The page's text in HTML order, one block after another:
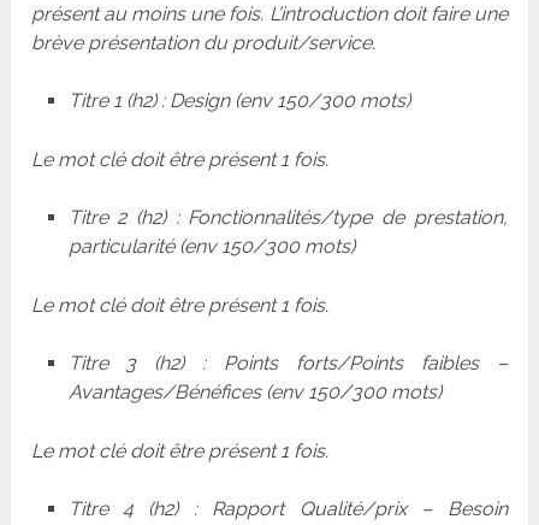
présent au moins une fois. L’introduction doit faire une
brève présentation du produit/service.
Titre 1 (h2) : Design (env 150/300 mots)
Le mot clé doit être présent 1 fois.
Titre 2 (h2) : Fonctionnalités/type de prestation,
particularité (env 150/300 mots)
Le mot clé doit être présent 1 fois.
Titre 3 (h2) : Points forts/Points faibles –
Avantages/Bénéfices (env 150/300 mots)
Le mot clé doit être présent 1 fois.
Titre 4 (h2) : Rapport Qualité/prix – Besoin